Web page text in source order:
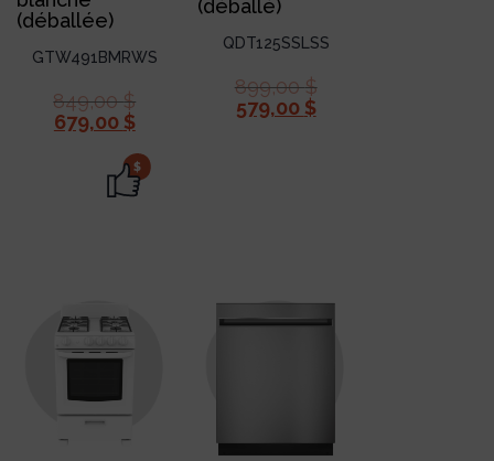
(déballée)
GTW491BMRWS
849,00$
679,00 $
$
(déballé)
QDT125SSLSS
899,00$
579,00 $